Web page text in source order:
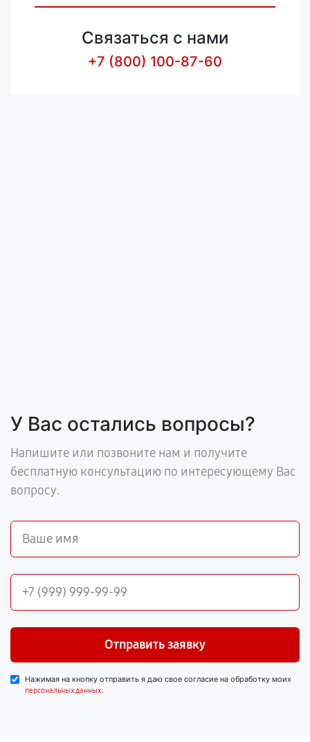
Связаться с нами
+7 (800) 100-87-60
У Вас остались вопросы?
Напишите или позвоните нам и получите
бесплатную консультацию по интересующему Вас
вопросу.
Отправить заявку
Нажимая на кнопку отправить я даю свое согласие на обработку моих
персональных данных.